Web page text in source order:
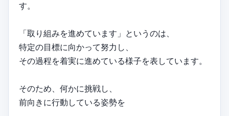
す。
「取り組みを進めています」というのは、
特定の目標に向かって努力し、
その過程を着実に進めている様子を表しています。
そのため、何かに挑戦し、
前向きに行動している姿勢を